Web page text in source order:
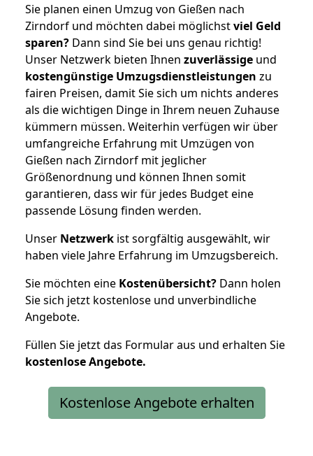
Sie planen einen Umzug von Gießen nach
Zirndorf und möchten dabei möglichstviel Geld
sparen? Dann sind Sie bei uns genau richtig!
Unser Netzwerk bieten Ihnen zuverlässige und
kostengünstige Umzugsdienstleistungen zu
fairen Preisen, damit Sie sich um nichts anderes
als die wichtigen Dinge in Ihrem neuen Zuhause
kümmern müssen. Weiterhin verfügen wir über
umfangreiche Erfahrung mit Umzügen von
Gießen nach Zirndorf mit jeglicher
Größenordnung und können Ihnen somit
garantieren, dass wir für jedes Budget eine
passende Lösung finden werden.
Unser Netzwerk ist sorgfältig ausgewählt, wir
haben viele Jahre Erfahrung im Umzugsbereich.
Sie möchten eine Kostenübersicht? Dann holen
Sie sich jetzt kostenlose und unverbindliche
Angebote.
Füllen Sie jetzt das Formular aus und erhalten Sie
kostenloseAngebote.
Kostenlose Angebote erhalten